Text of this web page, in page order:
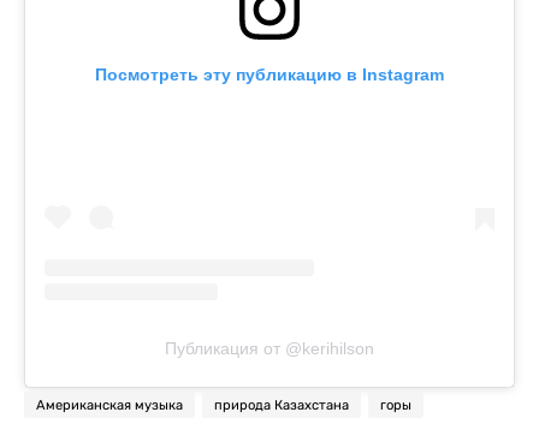
Посмотреть эту публикацию в Instagram
Публикация от @kerihilson
Американская музыка природа Казахстана горы